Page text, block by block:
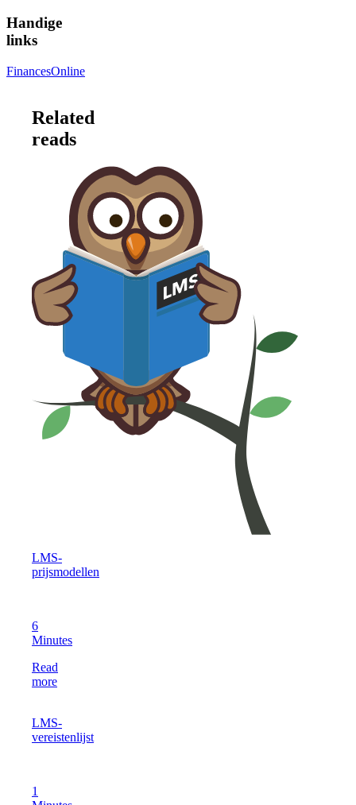
Handige
links
FinancesOnline
Related
reads
LMS-
prijsmodellen
6
Minutes
Read
more
LMS-
vereistenlijst
1